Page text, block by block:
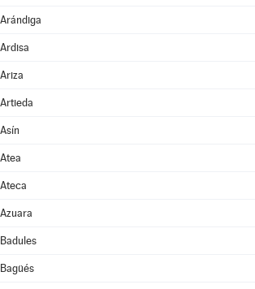
Arándiga
Ardisa
Ariza
Artieda
Asín
Atea
Ateca
Azuara
Badules
Bagüés